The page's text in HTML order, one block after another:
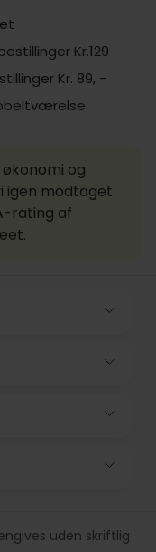
Kr.129
Kr. 89, -
og
igen modtaget
rating af
uden skriftlig